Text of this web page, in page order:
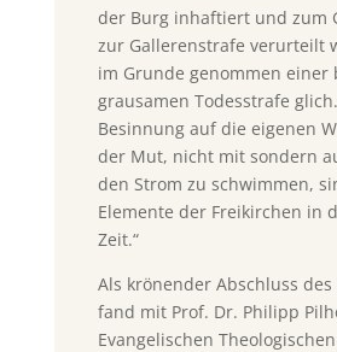
der Burg inhaftiert und zum
zur Gallerenstrafe verurteilt
im Grunde genommen einer
grausamen Todesstrafe
Besinnung auf die eigenen
der Mut, nicht mit sondern
den Strom zu schwimmen,
Elemente der Freikirchen in
Zeit.“
Als krönender Abschluss des
fand mit Prof. Dr. Philipp
Evangelischen